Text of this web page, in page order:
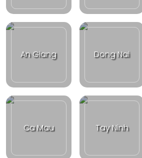
An Giang Dong Nai
Ca Mau Tay Ninh